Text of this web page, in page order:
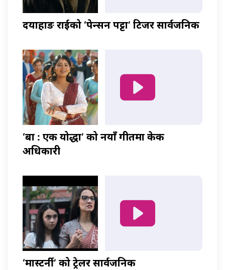
दयाहाङ राईको ‘पेन्सन पट्टा’ टिजर सार्वजनिक
‘बा : एक योद्धा’ को नयाँ गीतमा केकी
अधिकारी
‘मास्टर्नी’ को ट्रेलर सार्वजनिक